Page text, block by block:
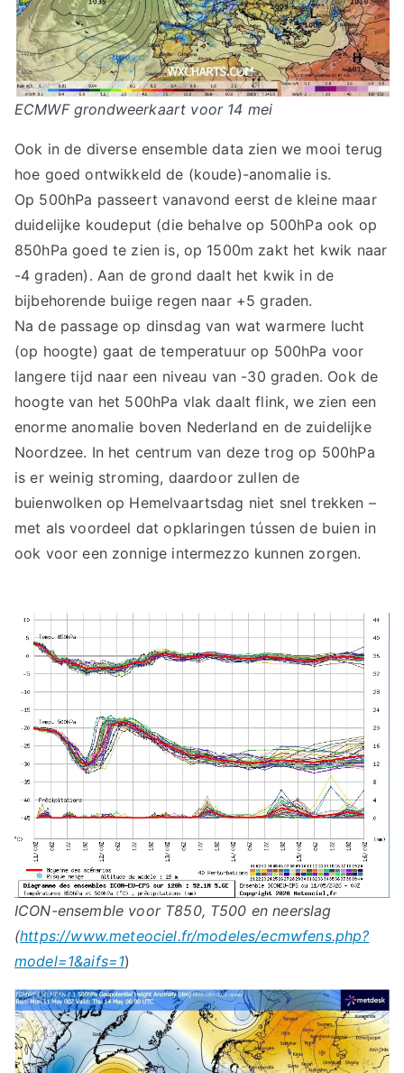
ECMWF grondweerkaart voor 14 mei
Ook in de diverse ensemble data zien we mooi terug
hoe goed ontwikkeld de (koude)-anomalie is.
Op 500hPa passeert vanavond eerst de kleine maar
duidelijke koudeput (die behalve op 500hPa ook op
850hPa goed te zien is, op 1500m zakt het kwik naar
-4 graden). Aan de grond daalt het kwik in de
bijbehorende buiige regen naar +5 graden.
Na de passage op dinsdag van wat warmere lucht
(op hoogte) gaat de temperatuur op 500hPa voor
langere tijd naar een niveau van -30 graden. Ook de
hoogte van het 500hPa vlak daalt flink, we zien een
enorme anomalie boven Nederland en de zuidelijke
Noordzee. In het centrum van deze trog op 500hPa
is er weinig stroming, daardoor zullen de
buienwolken op Hemelvaartsdag niet snel trekken –
met als voordeel dat opklaringen tússen de buien in
ook voor een zonnige intermezzo kunnen zorgen.
ICON-ensemble voor T850, T500 en neerslag
(https://www.meteociel.fr/modeles/ecmwfens.php?
model=1&aifs=1)